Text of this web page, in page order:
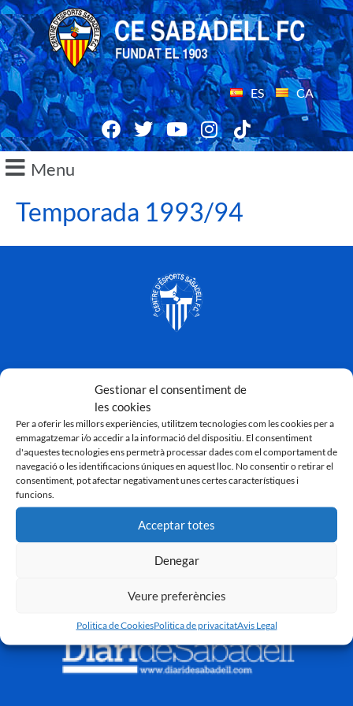
Gestionar el consentiment de
les cookies
Per a oferir les millors experiències, utilitzem tecnologies com les cookies per a
emmagatzemar i/o accedir a la informació del dispositiu. El consentiment
d'aquestes tecnologies ens permetrà processar dades com el comportament de
navegació o les identificacions úniques en aquest lloc. No consentir o retirar el
consentiment, pot afectar negativament unes certes característiques i
funcions.
Acceptar totes
Denegar
Veure preferències
Politica de CookiesPolitica de privacitatAvis Legal
ES CA
Menu
Temporada 1993/94